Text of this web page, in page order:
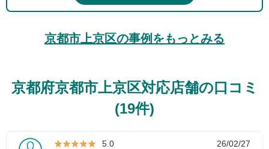
京都市上京区の事例をもっとみる
京都府京都市上京区対応店舗の口コミ
(19件)
★★★★★
★★★★★ 5.0
26/02/27